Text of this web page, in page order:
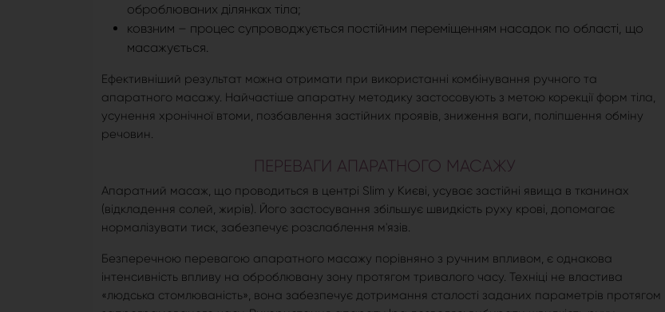
оброблюваних ділянках тіла;
ковзним – процес супроводжується постійним переміщенням насадок по області, що
масажується.
Ефективніший результат можна отримати при використанні комбінування ручного та
апаратного масажу. Найчастіше апаратну методику застосовують з метою корекції форм тіла,
усунення хронічної втоми, позбавлення застійних проявів, зниження ваги, поліпшення обміну
речовин.
ПЕРЕВАГИ АПАРАТНОГО МАСАЖУ
Апаратний масаж, що проводиться в центрі Slim у Києві, усуває застійні явища в тканинах
(відкладення солей, жирів). Його застосування збільшує швидкість руху крові, допомагає
нормалізувати тиск, забезпечує розслаблення м'язів.
Безперечною перевагою апаратного масажу порівняно з ручним впливом, є однакова
інтенсивність впливу на оброблювану зону протягом тривалого часу. Техніці не властива
«людська стомлюваність», вона забезпечує дотримання сталості заданих параметрів протягом